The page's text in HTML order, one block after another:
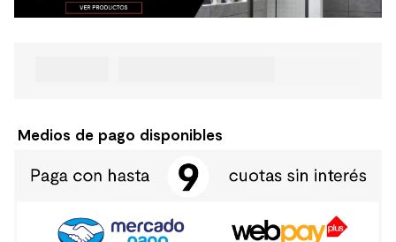
Medios de pago disponibles